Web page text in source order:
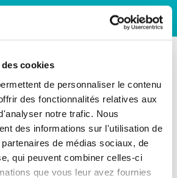
cookies
de personnaliser le contenu
des fonctionnalités relatives aux
notre trafic. Nous
des informations sur l'utilisation de
de médias sociaux, de
qui peuvent combiner celles-ci
que vous leur avez fournies